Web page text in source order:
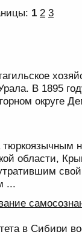
1 2 3
В 1895
округе
тюркоязычным
области,
...
в Сибири